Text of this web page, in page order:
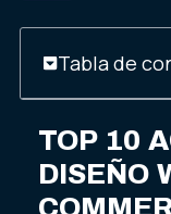
Tabla de
TOP 10
DISEÑO